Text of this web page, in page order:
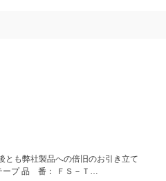
とも弊社製品への倍旧のお引き立て
ープ 品 番： ＦＳ－Ｔ…